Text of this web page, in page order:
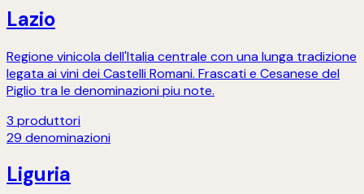
Lazio
Regione vinicola dell'Italia centrale con una lunga tradizione
legata ai vini dei Castelli Romani. Frascati e Cesanese del
Piglio tra le denominazioni piu note.
3 produttori
29 denominazioni
Liguria